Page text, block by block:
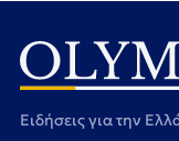
Ειδήσεις για την